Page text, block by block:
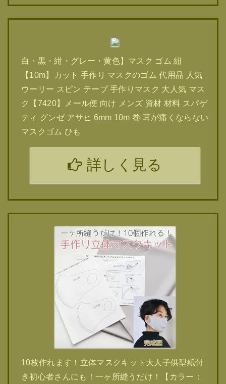
白・黒・紺・グレー・黄色】マスク ゴム 紐
【10m】カット 手作り マスクのゴム 代用品 人気
ウーリー スピン テープ 手作りマスク 大人気 マス
ク【7420】メール便 向け メンズ 資材 材料 スパゲ
ティ グンゼ アサヒ 6mm 10m 巻 耳が痛くならない
マスクゴム ひも
詳しく見る
10枚作れます！立体マスクキット大人子供型紙付
き初心者さんにも！一ヶ所縫うだけ！【カラー：